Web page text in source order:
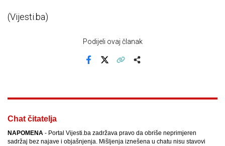
(Vijesti.ba)
Podijeli ovaj članak
Chat čitatelja
NAPOMENA - Portal Vijesti.ba zadržava pravo da obriše neprimjeren
sadržaj bez najave i objašnjenja. Mišljenja iznešena u chatu nisu stavovi